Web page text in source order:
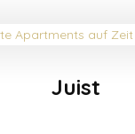
Juist